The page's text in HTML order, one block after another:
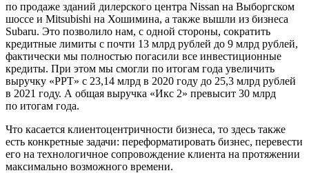
по продаже зданий дилерского центра Nissan на Выборгском
шоссе и Mitsubishi на Хошимина, а также вышли из бизнеса
Subaru. Это позволило нам, с одной стороны, сократить
кредитные лимиты с почти 13 млрд рублей до 9 млрд рублей,
фактически мы полностью погасили все инвестиционные
кредиты. При этом мы смогли по итогам года увеличить
выручку «РРТ» с 23,14 млрд в 2020 году до 25,3 млрд рублей
в 2021 году. А общая выручка «Икс 2» превысит 30 млрд
по итогам года.
Что касается клиентоцентричности бизнеса, то здесь также
есть конкретные задачи: переформатировать бизнес, перевести
его на технологичное сопровождение клиента на протяжении
максимально возможного времени.